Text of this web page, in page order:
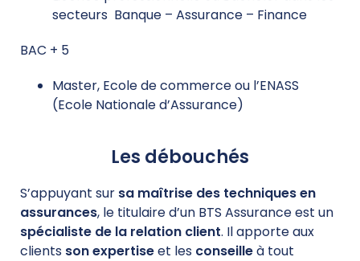
secteurs Banque – Assurance – Finance
BAC + 5
Master, Ecole de commerce ou l’ENASS
(Ecole Nationale d’Assurance)
Les débouchés
S’appuyant sur sa maîtrise des techniques en
assurances, le titulaire d’un BTS Assurance est un
spécialiste de la relation client. Il apporte aux
clients son expertiseet les conseilleà tout